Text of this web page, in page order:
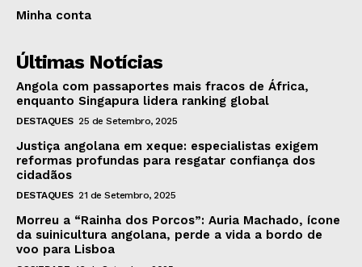
Minha conta
Últimas Notícias
Angola com passaportes mais fracos de África,
enquanto Singapura lidera ranking global
DESTAQUES 25 de Setembro, 2025
Justiça angolana em xeque: especialistas exigem
reformas profundas para resgatar confiança dos
cidadãos
DESTAQUES 21 de Setembro, 2025
Morreu a “Rainha dos Porcos”: Auria Machado, ícone
da suinicultura angolana, perde a vida a bordo de
voo para Lisboa